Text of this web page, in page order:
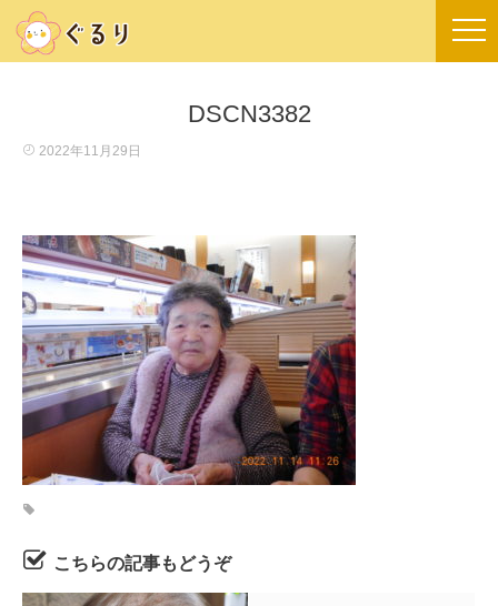
DSCN3382
2022年11月29日
こちらの記事もどうぞ